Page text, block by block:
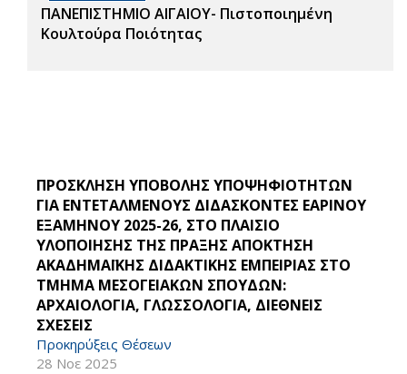
ΠΑΝΕΠΙΣΤΗΜΙΟ ΑΙΓΑΙΟΥ- Πιστοποιημένη
Κουλτούρα Ποιότητας
ΠΡΟΣΚΛΗΣΗ ΥΠΟΒΟΛΗΣ ΥΠΟΨΗΦΙΟΤΗΤΩΝ
ΓΙΑ ΕΝΤΕΤΑΛΜΕΝΟΥΣ ΔΙΔΑΣΚΟΝΤΕΣ ΕΑΡΙΝΟΥ
ΕΞΑΜΗΝΟΥ 2025-26, ΣΤΟ ΠΛΑΙΣΙΟ
ΥΛΟΠΟΙΗΣΗΣ ΤΗΣ ΠΡΑΞΗΣ ΑΠΟΚΤΗΣΗ
ΑΚΑΔΗΜΑΪΚΗΣ ΔΙΔΑΚΤΙΚΗΣ ΕΜΠΕΙΡΙΑΣ ΣΤΟ
ΤΜΗΜΑ ΜΕΣΟΓΕΙΑΚΩΝ ΣΠΟΥΔΩΝ:
ΑΡΧΑΙΟΛΟΓΙΑ, ΓΛΩΣΣΟΛΟΓΙΑ, ΔΙΕΘΝΕΙΣ
ΣΧΕΣΕΙΣ
Προκηρύξεις Θέσεων
28 Νοε 2025